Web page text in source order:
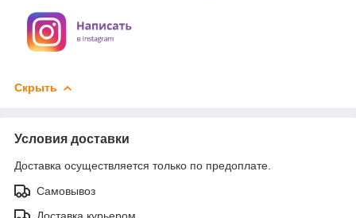
Скрыть
Условия доставки
Доставка осуществляется только по предоплате.
Самовывоз